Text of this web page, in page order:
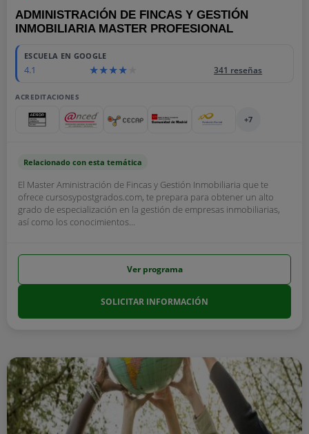
ADMINISTRACIÓN DE FINCAS Y GESTIÓN
INMOBILIARIA MASTER PROFESIONAL
ESCUELA EN GOOGLE
4.1 341 reseñas
ACREDITACIONES
+7
Relacionado con esta temática
El Master Aministración de Fincas y Gestión Inmobiliaria que te
ofrece cursosypostgrados.com, te prepara para obtener un alto
grado de especialización en la gestión de empresas inmobiliarias,
así como los conocimientos...
Ver programa
SOLICITAR INFORMACIÓN